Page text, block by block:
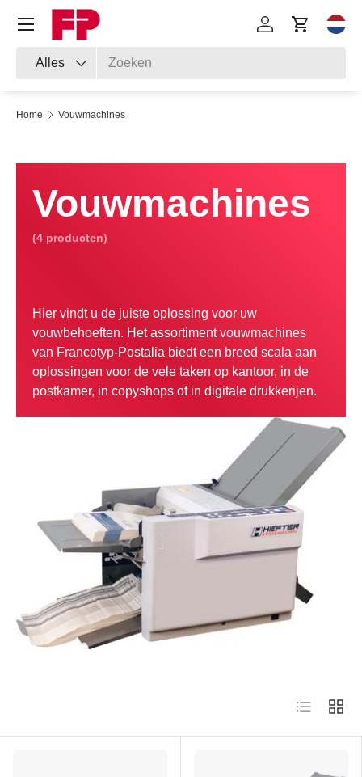
Ga naar inhoud
Zoeken
Productsoort
Alles
Inloggen
Menu
Home Vouwmachines
Vouwmachines
(4 producten)
Hier vindt u de juiste oplossing voor uw
vouwbehoeften. Het assortiment vouwmachines
van Francotyp-Postalia biedt een breed scala aan
oplossingen voor de vele taken op kantoor, in de
postkamer, in copyshops of in digitale drukkerijen.
Lijst